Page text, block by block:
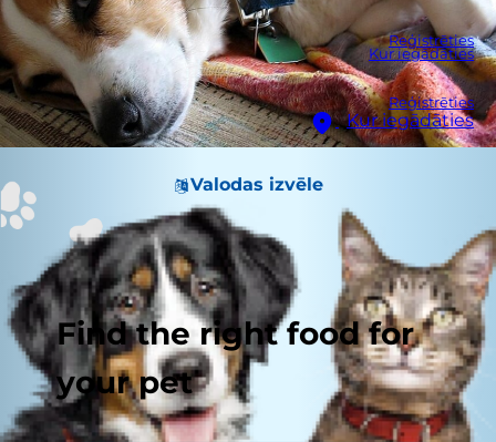
Reģistrēties
Kur iegādāties
Reģistrēties
Kur iegādāties
Valodas izvēle
Find the right food for
your pet